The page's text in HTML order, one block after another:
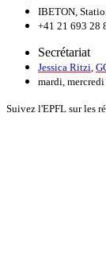
IBETON,
+41 21 693 28
Secrétariat
Jessica Ritzi
mardi,
Suivez l'EPFL sur les